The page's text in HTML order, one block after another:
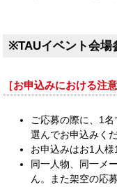
※TAUイベント会場
［お申込みにおける注意
ご応募の際に、1
選んでお申込みくだ
お申込みはお1⼈様
同⼀⼈物、同⼀メ
ん。また架空の応